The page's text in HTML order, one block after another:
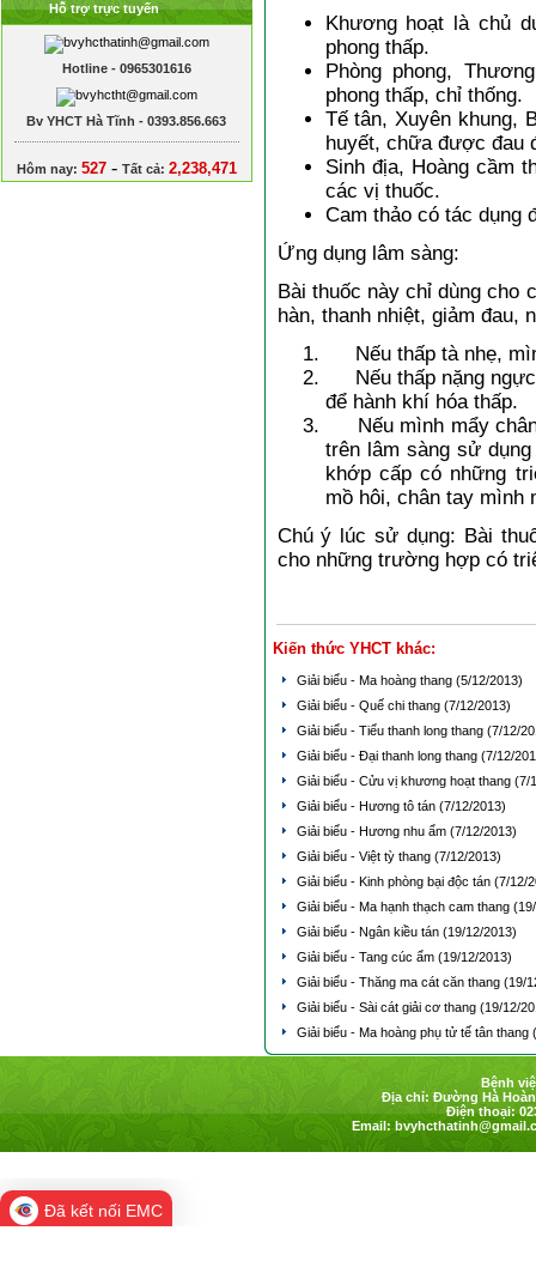
Hỗ trợ trực tuyến
Hotline - 0965301616
Bv YHCT Hà Tĩnh - 0393.856.663
Hôm nay: 527- Tất cả: 2,238,471
Khương hoạt là chủ
phong thấp.
Phòng phong,
phong thấp, chỉ thống.
Tế tân, Xuyên khung,
huyết, chữa được đau
Sinh địa, Hoàng cầm
các vị thuốc.
Cam thảo có tác dụng
Ứng dụng lâm sàng:
Bài thuốc này chỉ dùng cho
hàn, thanh nhiệt, giảm đau,
Nếu thấp tà nhẹ,
Nếu thấp nặng ngực
để hành khí hóa thấp.
Nếu mình mẩy chân
trên lâm sàng sử
khớp cấp có những
mồ hôi, chân tay mình
Chú ý lúc sử dụng: Bài
cho những trường hợp có
Kiến thức YHCT khác:
Giải biểu - Ma hoàng thang (5/12/2013)
Giải biểu - Quế chi thang (7/12/2013)
Giải biểu - Tiểu thanh long thang (7/12/
Giải biểu - Đại thanh long thang (7/12/
Giải biểu - Cửu vị khương hoạt thang (7/
Giải biểu - Hương tô tán (7/12/2013)
Giải biểu - Hương nhu ẩm (7/12/2013)
Giải biểu - Việt tỳ thang (7/12/2013)
Giải biểu - Kinh phòng bại độc tán (7/12/
Giải biểu - Ma hạnh thạch cam thang
Giải biểu - Ngân kiều tán (19/12/2013)
Giải biểu - Tang cúc ẩm (19/12/2013)
Giải biểu - Thăng ma cát căn thang (19/
Giải biểu - Sài cát giải cơ thang (19/12/
Giải biểu - Ma hoàng phụ tử tế tân thang
Bệnh
Địa chỉ: Đường Hà
Điện thoại:
Email:
Đã kết nối EMC